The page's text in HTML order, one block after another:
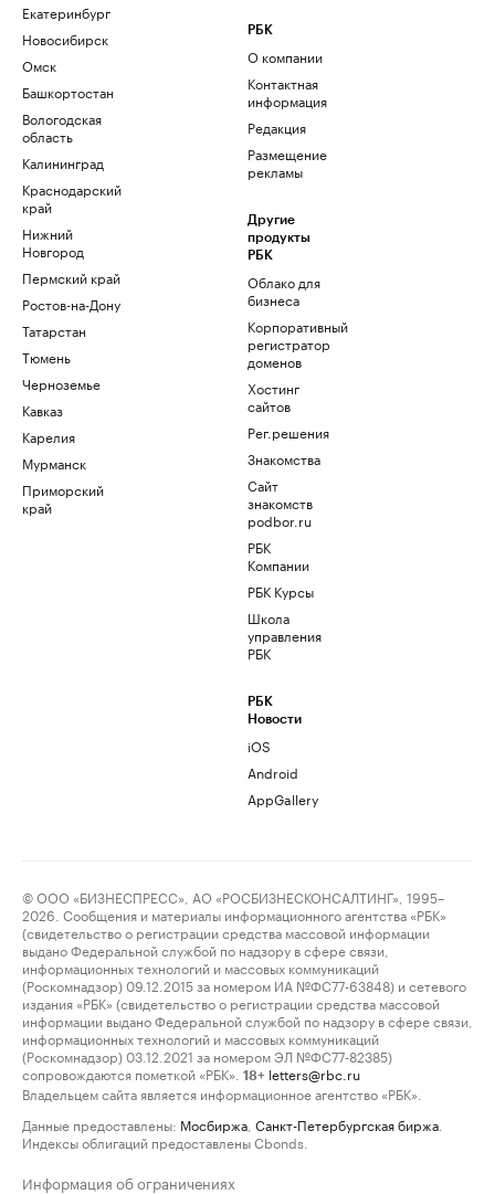
Екатеринбург
Новосибирск
Омск
Башкортостан
Вологодская
область
Калининград
Краснодарский
край
Нижний
Новгород
Пермский край
Ростов-на-Дону
Татарстан
Тюмень
Черноземье
Кавказ
Карелия
Мурманск
Приморский
край
РБК
О компании
Контактная
информация
Редакция
Размещение
рекламы
Другие
продукты
РБК
Облако для
бизнеса
Корпоративный
регистратор
доменов
Хостинг
сайтов
Рег.решения
Знакомства
Сайт
знакомств
podbor.ru
РБК
Компании
РБК Курсы
Школа
управления
РБК
РБК
Новости
iOS
Android
AppGallery
© ООО «БИЗНЕСПРЕСС», АО «РОСБИЗНЕСКОНСАЛТИНГ», 1995–
2026. Сообщения и материалы информационного агентства «РБК»
(свидетельство о регистрации средства массовой информации
выдано Федеральной службой по надзору в сфере связи,
информационных технологий и массовых коммуникаций
(Роскомнадзор) 09.12.2015 за номером ИА №ФС77-63848) и сетевого
издания «РБК» (свидетельство о регистрации средства массовой
информации выдано Федеральной службой по надзору в сфере связи,
информационных технологий и массовых коммуникаций
(Роскомнадзор) 03.12.2021 за номером ЭЛ №ФС77-82385)
сопровождаются пометкой «РБК».
18+ letters@rbc.ru
Владельцем сайта является информационное агентство «РБК».
Данные предоставлены: Мосбиржа Санкт-Петербургская биржа
Индексы облигаций предоставлены Cbonds.
Информация об ограничениях